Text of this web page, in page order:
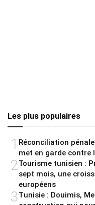
Les plus populaires
1 Réconciliation
met en garde contre
2 Tourisme tunisien :
sept mois, une
européens
3Tunisie : Douimis,